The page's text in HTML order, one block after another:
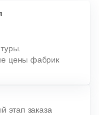
цены фабрик
этап заказа